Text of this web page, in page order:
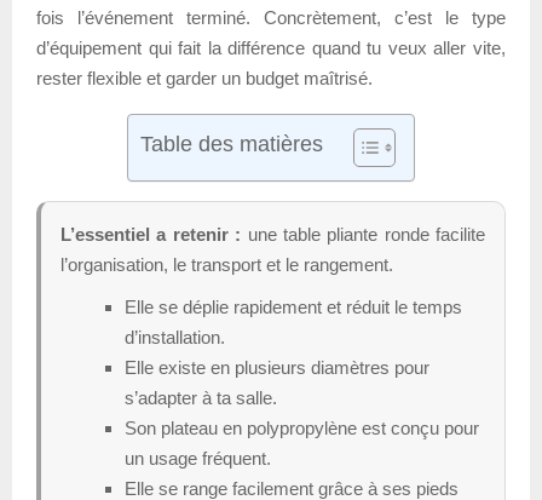
fois l’événement terminé. Concrètement, c’est le type
d’équipement qui fait la différence quand tu veux aller vite,
rester flexible et garder un budget maîtrisé.
Table des matières
L’essentiel a retenir : une table pliante ronde facilite
l’organisation, le transport et le rangement.
Elle se déplie rapidement et réduit le temps
d’installation.
Elle existe en plusieurs diamètres pour
s’adapter à ta salle.
Son plateau en polypropylène est conçu pour
un usage fréquent.
Elle se range facilement grâce à ses pieds